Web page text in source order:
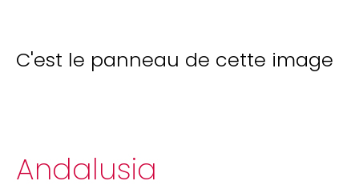
C'est le panneau de cette image
Andalusia